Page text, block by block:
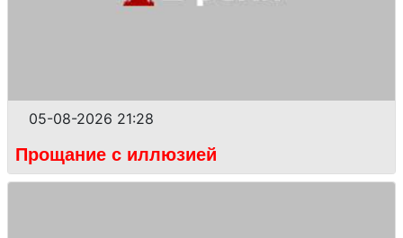
05-08-2026 21:28
Прощание с иллюзией